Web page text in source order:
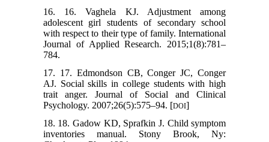
16. 16. Vaghela KJ. Adjustment among
adolescent girl students of secondary school
with respect to their type of family. International
Journal of Applied Research. 2015;1(8):781–
784.
17. 17. Edmondson CB, Conger JC, Conger
AJ. Social skills in college students with high
trait anger. Journal of Social and Clinical
Psychology. 2007;26(5):575–94. [DOI]
18. 18. Gadow KD, Sprafkin J. Child symptom
inventories manual. Stony Brook, Ny: